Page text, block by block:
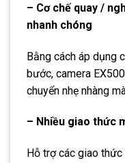
– Cơ chế quay /
nhanh chóng
Bằng cách áp dụng
bước, camera
chuyển nhẹ nhàng
– Nhiều giao thức
Hỗ trợ các giao thức